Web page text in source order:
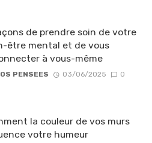
de prendre soin de votre
être mental et de vous
à vous-même
PENSEES 03/06/2025 0
la couleur de vos murs
votre humeur